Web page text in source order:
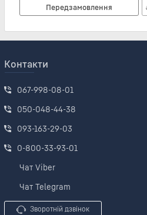
Передзамовлення
Контакти
067-998-08-01
050-048-44-38
093-163-29-03
0-800-33-93-01
Чат Viber
Чат Telegram
Зворотній дзвінок